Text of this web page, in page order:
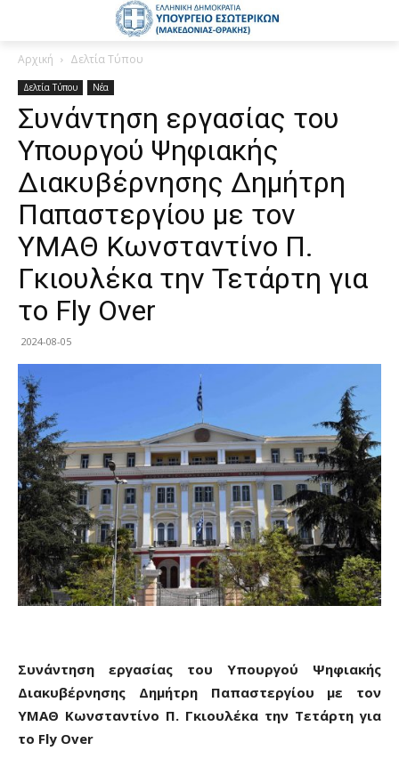
Αρχική Δελτία Τύπου
Δελτία Τύπου Νέα
Συνάντηση εργασίας του
Yπουργού Ψηφιακής
Διακυβέρνησης Δημήτρη
Παπαστεργίου με τον
ΥΜΑΘ Κωνσταντίνο Π.
Γκιουλέκα την Τετάρτη για
το Fly Over
2024-08-05
Συνάντηση εργασίας του Yπουργού Ψηφιακής
Διακυβέρνησης Δημήτρη Παπαστεργίου με τον
ΥΜΑΘ Κωνσταντίνο Π. Γκιουλέκα την Τετάρτη για
το Fly Over